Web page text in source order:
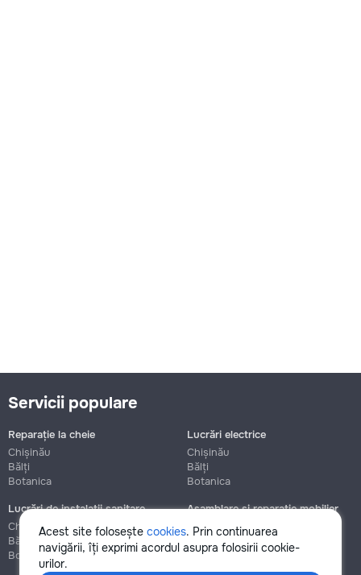
Acest site folosește cookies. Prin continuarea
navigării, îți exprimi acordul asupra folosirii cookie-
urilor.
Servicii populare
Reparație la cheie
Chișinău
Bălți
Botanica
Lucrări electrice
Chișinău
Bălți
Botanica
Lucrări de instalații sanitare
Chișinău
Bălți
Botanica
Asamblare și reparație mobilier
Chișinău
Botanica